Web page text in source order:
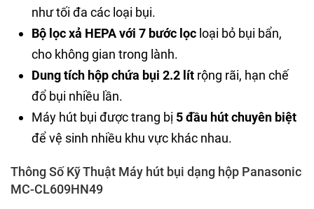
như tối đa các loại bụi.
Bộ lọc xả HEPA với 7 bước lọc loại bỏ bụi bẩn,
cho không gian trong lành.
Dung tích hộp chứa bụi 2.2 lít rộng rãi, hạn chế
đổ bụi nhiều lần.
Máy hút bụi được trang bị 5 đầu hút chuyên biệt
để vệ sinh nhiều khu vực khác nhau.
Thông Số Kỹ Thuật Máy hút bụi dạng hộp Panasonic
MC-CL609HN49